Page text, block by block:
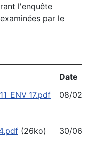
l'enquête
par le
Date
08/02/
(26ko) 30/06/